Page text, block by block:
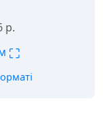
р.
⛶